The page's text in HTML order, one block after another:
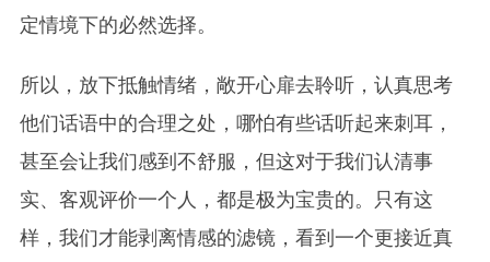
定情境下的必然选择。
所以，放下抵触情绪，敞开心扉去聆听，认真思考
他们话语中的合理之处，哪怕有些话听起来刺耳，
甚至会让我们感到不舒服，但这对于我们认清事
实、客观评价一个人，都是极为宝贵的。只有这
样，我们才能剥离情感的滤镜，看到一个更接近真